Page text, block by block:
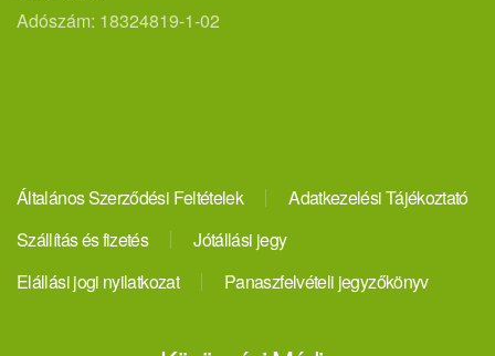
Adószám: 18324819-1-02
Általános Szerződési Feltételek
Adatkezelési Tájékoztató
Szállítás és fizetés
Jótállási jegy
Elállási jogi nyilatkozat
Panaszfelvételi jegyzőkönyv